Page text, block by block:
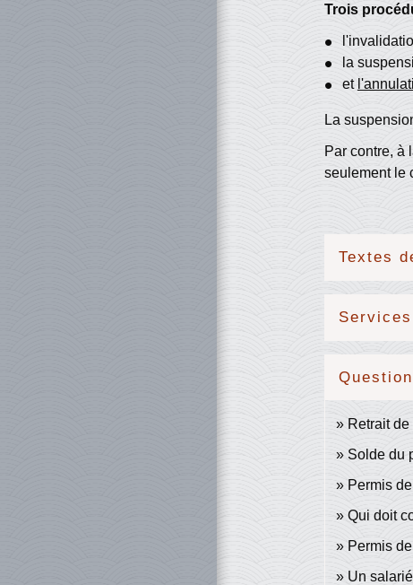
Trois
la
et
La
Par contre, à
seulement le
Textes
Retrait
Solde du
Permis
Qui doit
Permis
Un